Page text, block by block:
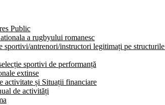
Public
a rugbyului romanesc
sportivi/antrenori/instructori legitimați pe
sportivi de performanță
extinse
activitate și Situații financiare
de activități